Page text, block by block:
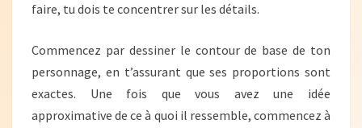
faire, tu dois te concentrer sur les détails.
Commencez par dessiner le contour de base de ton
personnage, en t’assurant que ses proportions sont
exactes. Une fois que vous avez une idée
approximative de ce à quoi il ressemble, commencez à